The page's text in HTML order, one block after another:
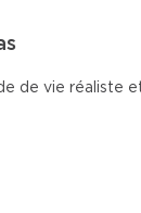
de vie réaliste